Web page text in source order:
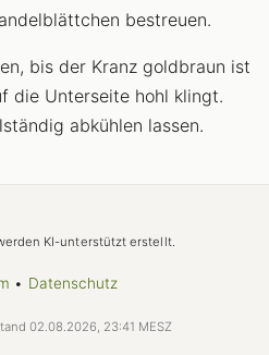
bestreuen.
bis der Kranz goldbraun ist
die Unterseite hohl klingt.
abkühlen lassen.
KI-unterstützt erstellt.
• Datenschutz
02.08.2026, 23:41 MESZ